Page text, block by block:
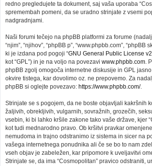
redno pregledujete ta dokument, saj vaša uporaba
spremembah pomeni, da se uradno strinjate z vsemi
nadgradnjami.
Naši forumi tečejo na phpBB platformi za forume
“njim”, “njihov”, “phpBB p”, “www.phpbb.com”, “phpBB
ki je izdana pod pogoji “GNU General Public License v2
kot “GPL”) in je na voljo na povezavi www.phpbb.com.
phpBB zgolj omogoča internetne diskusije in GPL
okvire tistega, kar dovolimo oz. ne prepovemo. Za
phpBB si oglejte povezavo: https://www.phpbb.com/.
Strinjate se s pogojem, da ne boste objavljali kakršnih
žaljivih, obrekljivih, vulgarnih, sovražnih, grozečih,
vsebin, ki bi lahko kršile zakone tako vaše države, kjer
kot tudi mednarodno pravo. Ob kršitvi pravkar
nemudoma in trajno odstranimo iz sistema in sicer na
vašega internetnega ponudnika ali če se bo to nam
vseh objav je zabeležen, kar pripomore k uveljavitvi
Strinjate se, da ima “Cosmopolitan” pravico odstraniti,